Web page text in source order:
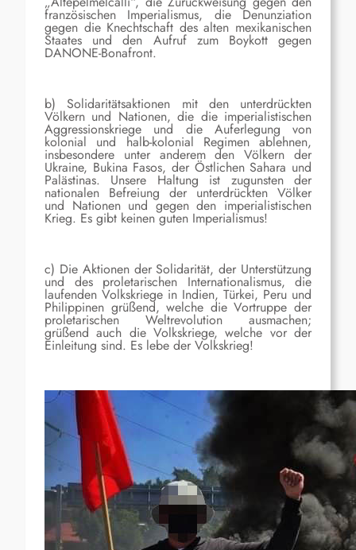
französischen Imperialismus, die Denunziation
gegen die Knechtschaft des alten mexikanischen
Staates und den Aufruf zum Boykott gegen
DANONE-Bonafront.
b) Solidaritätsaktionen mit den unterdrückten
Völkern und Nationen, die die imperialistischen
Aggressionskriege und die Auferlegung von
kolonial und halb-kolonial Regimen ablehnen,
insbesondere unter anderem den Völkern der
Ukraine, Bukina Fasos, der Östlichen Sahara und
Palästinas. Unsere Haltung ist zugunsten der
nationalen Befreiung der unterdrückten Völker
und Nationen und gegen den imperialistischen
Krieg. Es gibt keinen guten Imperialismus!
c) Die Aktionen der Solidarität, der Unterstützung
und des proletarischen Internationalismus, die
laufenden Volkskriege in Indien, Türkei, Peru und
Philippinen grüßend, welche die Vortruppe der
proletarischen Weltrevolution ausmachen;
grüßend auch die Volkskriege, welche vor der
Einleitung sind. Es lebe der Volkskrieg!